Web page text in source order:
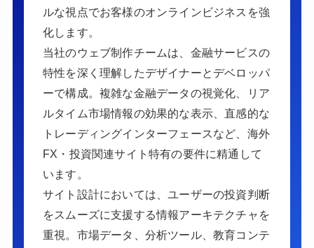
ルな視点でお客様のオンラインビジネスを強
化します。
当社のウェブ制作チームは、金融サービスの
特性を深く理解したデザイナーとデベロッパ
ーで構成。複雑な金融データの視覚化、リア
ルタイム市場情報の効果的な表示、直感的な
トレーディングインターフェースなど、海外
FX・投資関連サイト特有の要件に精通して
います。
サイト設計においては、ユーザーの投資判断
をスムーズに支援する情報アーキテクチャを
重視。市場データ、分析ツール、教育コンテ